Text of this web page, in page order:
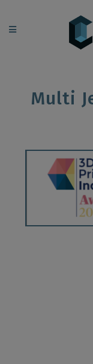
Multi